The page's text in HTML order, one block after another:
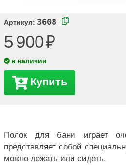
Артикул: 3608
5 900
в наличии
Купить
Полок для бани играет
представляет собой
можно лежать или сидеть.